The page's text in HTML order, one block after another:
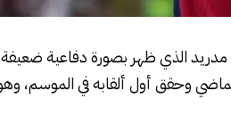
الذي ظهر بصورة دفاعية ضعيفة
وحقق أول ألقابه في الموسم،